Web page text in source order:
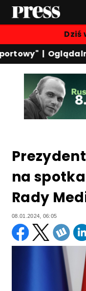
Dziś
na
Rady
08.01.2024, 06:05